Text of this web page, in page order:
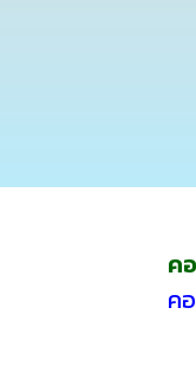
ค
ค